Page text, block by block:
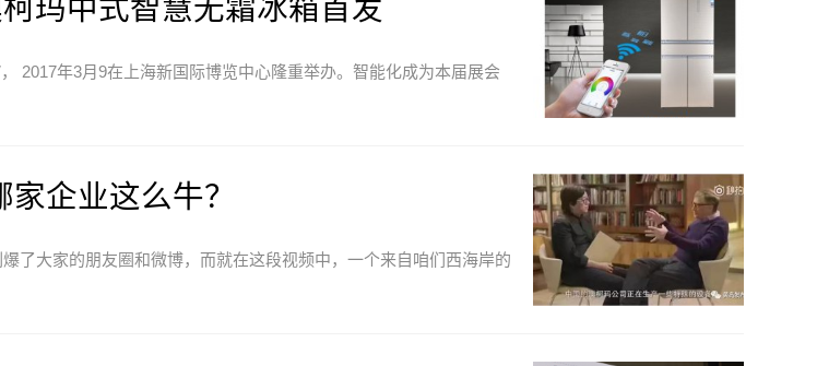
玛中式智慧无霜冰箱首发
2017年3月9在上海新国际博览中心隆重举办。智能化成为本届展会
企业这么牛？
了大家的朋友圈和微博，而就在这段视频中，一个来自咱们西海岸的